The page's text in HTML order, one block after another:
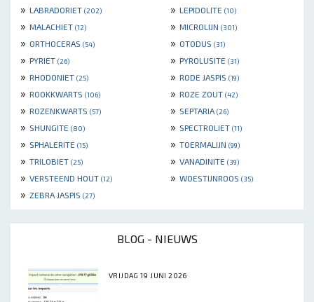
» LABRADORIET (202) » LEPIDOLITE (10)
» MALACHIET (12) » MICROLIJN (301)
» ORTHOCERAS (54) » OTODUS (31)
» PYRIET (26) » PYROLUSITE (31)
» RHODONIET (25) » RODE JASPIS (19)
» ROOKKWARTS (106) » ROZE ZOUT (42)
» ROZENKWARTS (57) » SEPTARIA (26)
» SHUNGITE (80) » SPECTROLIET (11)
» SPHALERITE (15) » TOERMALIJN (99)
» TRILOBIET (25) » VANADINITE (39)
» VERSTEEND HOUT (12) » WOESTIJNROOS (35)
» ZEBRA JASPIS (27)
BLOG - NIEUWS
VRIJDAG 19 JUNI 2026